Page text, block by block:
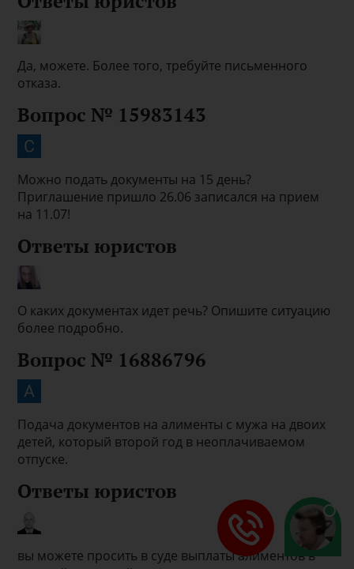
Да, можете. Более того, требуйте письменного
отказа.
Вопрос № 15983143
Можно подать документы на 15 день?
Приглашение пришло 26.06 записался на прием
на 11.07!
Ответы юристов
О каких документах идет речь? Опишите ситуацию
более подробно.
Вопрос № 16886796
Подача документов на алименты с мужа на двоих
детей, который второй год в неоплачиваемом
отпуске.
Ответы юристов
вы можете просить в суде выплаты алиментов в